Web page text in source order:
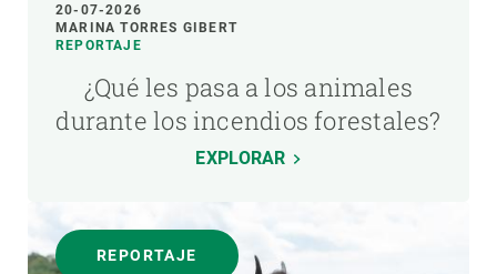
20-07-2026
MARINA TORRES GIBERT
REPORTAJE
¿Qué les pasa a los animales
durante los incendios forestales?
EXPLORAR
REPORTAJE